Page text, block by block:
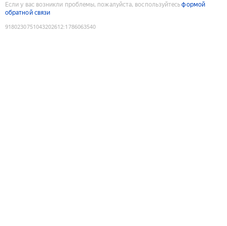
Если у вас возникли проблемы, пожалуйста, воспользуйтесьформой
обратной связи
9180230751043202612:1786063540